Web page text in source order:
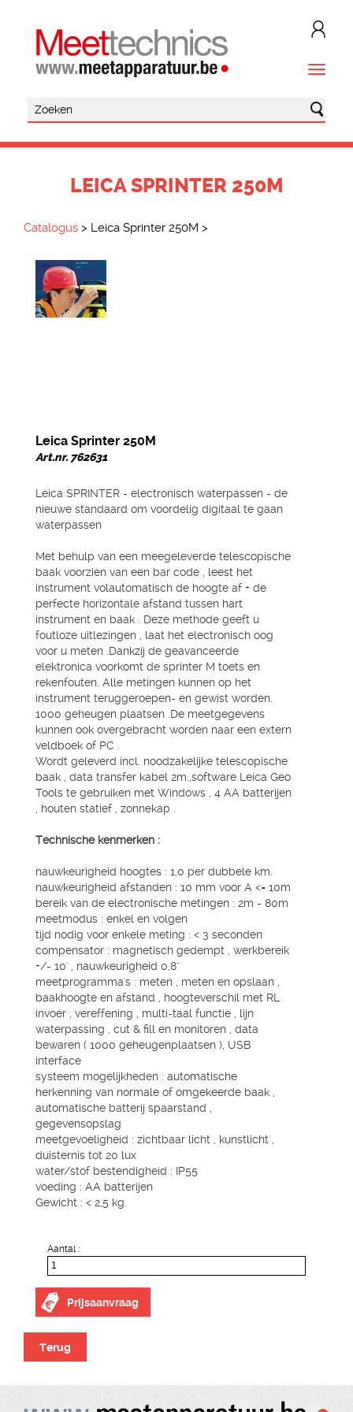
LEICA SPRINTER 250M
Catalogus > Leica Sprinter 250M >
Leica Sprinter 250M
Art.nr. 762631
Leica SPRINTER - electronisch waterpassen - de
nieuwe standaard om voordelig digitaal te gaan
waterpassen
Met behulp van een meegeleverde telescopische
baak voorzien van een bar code , leest het
instrument volautomatisch de hoogte af + de
perfecte horizontale afstand tussen hart
instrument en baak . Deze methode geeft u
foutloze uitlezingen , laat het electronisch oog
voor u meten .Dankzij de geavanceerde
elektronica voorkomt de sprinter M toets en
rekenfouten. Alle metingen kunnen op het
instrument teruggeroepen- en gewist worden.
1000 geheugen plaatsen .De meetgegevens
kunnen ook overgebracht worden naar een extern
veldboek of PC .
Wordt geleverd incl. noodzakelijke telescopische
baak , data transfer kabel 2m.,software Leica Geo
Tools te gebruiken met Windows , 4 AA batterijen
, houten statief , zonnekap .
Technische kenmerken :
nauwkeurigheid hoogtes : 1,0 per dubbele km.
nauwkeurigheid afstanden : 10 mm voor A <= 10m
bereik van de electronische metingen : 2m - 80m
meetmodus : enkel en volgen
tijd nodig voor enkele meting : < 3 seconden
compensator : magnetisch gedempt , werkbereik
+/- 10' , nauwkeurigheid 0,8"
meetprogramma's : meten , meten en opslaan ,
baakhoogte en afstand , hoogteverschil met RL
invoer , vereffening , multi-taal functie , lijn
waterpassing , cut & fill en monitoren , data
bewaren ( 1000 geheugenplaatsen ), USB
interface
systeem mogelijkheden : automatische
herkenning van normale of omgekeerde baak ,
automatische batterij spaarstand ,
gegevensopslag
meetgevoeligheid : zichtbaar licht , kunstlicht ,
duisternis tot 20 lux
water/stof bestendigheid : IP55
voeding : AA batterijen
Gewicht : < 2,5 kg.
Aantal :
Prijsaanvraag
Terug